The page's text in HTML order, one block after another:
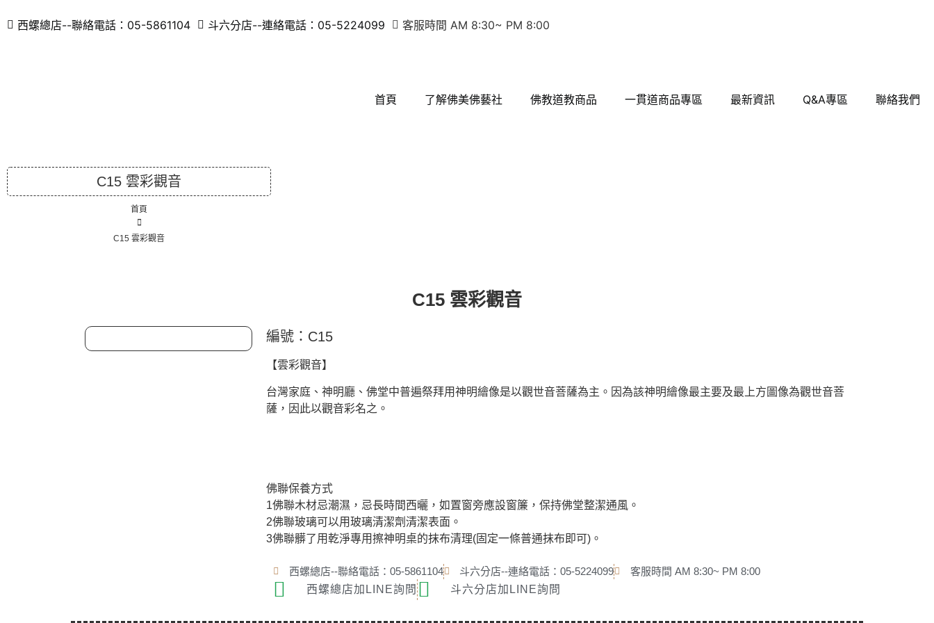
西螺總店--聯絡電話：05-5861104 斗六分店--連絡電話：05-5224099 客服時間 AM 8:30~ PM 8:00
首頁 了解佛美佛藝社 佛教道教商品 一貫道商品專區 最新資訊 Q&A專區 聯絡我們
C15 雲彩觀音
首頁
C15 雲彩觀音
C15 雲彩觀音
編號：C15
【雲彩觀音】
台灣家庭、神明廳、佛堂中普遍祭拜用神明繪像是以觀世音菩薩為主。因為該神明繪像最主要及最上方圖像為觀世音菩
薩，因此以觀音彩名之。
佛聯保養方式
1佛聯木材忌潮濕，忌長時間西曬，如置窗旁應設窗簾，保持佛堂整潔通風。
2佛聯玻璃可以用玻璃清潔劑清潔表面。
3佛聯髒了用乾淨專用擦神明桌的抹布清理(固定一條普通抹布即可)。
西螺總店--聯絡電話：05-5861104 斗六分店--連絡電話：05-5224099
客服時間 AM 8:30~ PM 8:00
西螺總店加LINE詢問
斗六分店加LINE詢問